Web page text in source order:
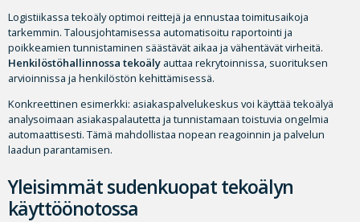
Logistiikassa tekoäly optimoi reittejä ja ennustaa toimitusaikoja
tarkemmin. Talousjohtamisessa automatisoitu raportointi ja
poikkeamien tunnistaminen säästävät aikaa ja vähentävät virheitä.
Henkilöstöhallinnossa tekoäly auttaa rekrytoinnissa, suorituksen
arvioinnissa ja henkilöstön kehittämisessä.
Konkreettinen esimerkki: asiakaspalvelukeskus voi käyttää tekoälyä
analysoimaan asiakaspalautetta ja tunnistamaan toistuvia ongelmia
automaattisesti. Tämä mahdollistaa nopean reagoinnin ja palvelun
laadun parantamisen.
Yleisimmät sudenkuopat tekoälyn
käyttöönotossa